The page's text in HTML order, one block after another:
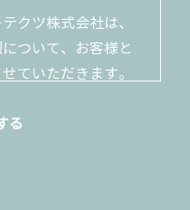
クツ株式会社は、
ついて、お客様と
ていただきます。
たします。ご本人
、漏洩、不正アク
る